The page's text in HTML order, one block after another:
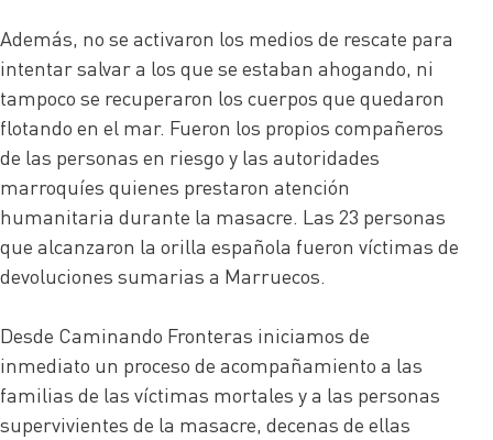
Además, no se activaron los medios de rescate para
intentar salvar a los que se estaban ahogando, ni
tampoco se recuperaron los cuerpos que quedaron
flotando en el mar. Fueron los propios compañeros
de las personas en riesgo y las autoridades
marroquíes quienes prestaron atención
humanitaria durante la masacre. Las 23 personas
que alcanzaron la orilla española fueron víctimas de
devoluciones sumarias a Marruecos.
Desde Caminando Fronteras iniciamos de
inmediato un proceso de acompañamiento a las
familias de las víctimas mortales y a las personas
supervivientes de la masacre, decenas de ellas